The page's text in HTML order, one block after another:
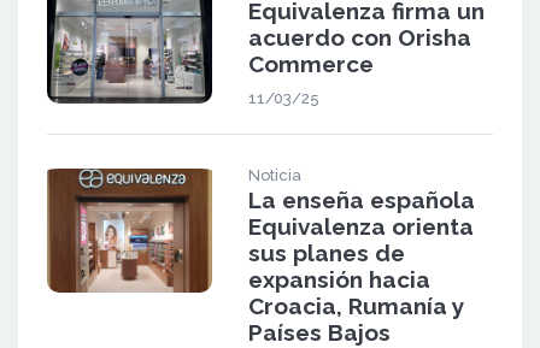
Equivalenza firma un
acuerdo con Orisha
Commerce
11/03/25
Noticia
La enseña española
Equivalenza orienta
sus planes de
expansión hacia
Croacia, Rumanía y
Países Bajos